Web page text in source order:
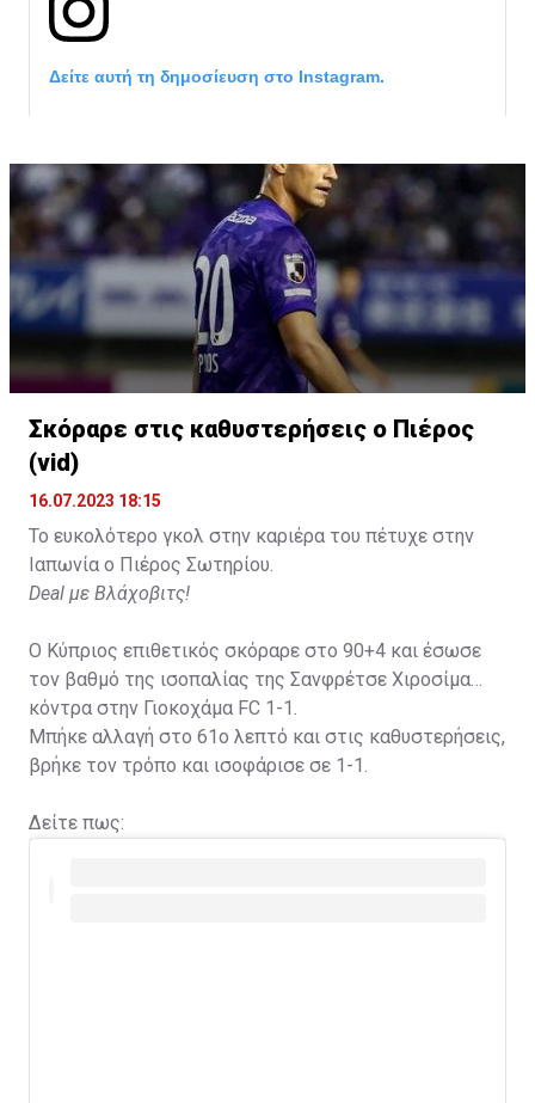
Δείτε αυτή τη δημοσίευση στο Instagram.
Η δημοσίευση κοινοποιήθηκε από το χρήστη David Beckham
Σκόραρε στις καθυστερήσεις ο Πιέρος
(vid)
16.07.2023 18:15
Το ευκολότερο γκολ στην καριέρα του πέτυχε στην
Ιαπωνία ο Πιέρος Σωτηρίου.
Deal με Βλάχοβιτς!
Ο Κύπριος επιθετικός σκόραρε στο 90+4 και έσωσε
τον βαθμό της ισοπαλίας της Σανφρέτσε Χιροσίμα
κόντρα στην Γιοκοχάμα FC 1-1.
Μπήκε αλλαγή στο 61ο λεπτό και στις καθυστερήσεις,
βρήκε τον τρόπο και ισοφάρισε σε 1-1.
Δείτε πως: